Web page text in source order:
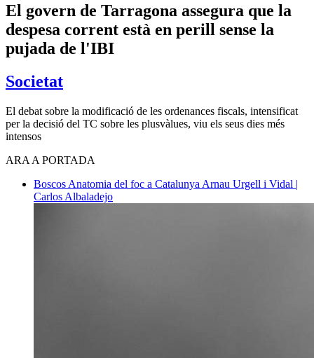
El govern de Tarragona assegura que la
despesa corrent està en perill sense la
pujada de l'IBI
Societat
El debat sobre la modificació de les ordenances fiscals, intensificat
per la decisió del TC sobre les plusvàlues, viu els seus dies més
intensos
ARA A PORTADA
Boscos Anatomia del foc a Catalunya Arnau Urgell i Vidal |
Carlos Albaladejo